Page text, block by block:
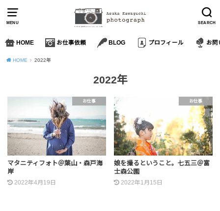
MENU SEARCH
HOME お仕事依頼 BLOG プロフィール お問
HOME 2022年
2022年
お仕事
マタニティフォト＠葉山・森戸海
岸
2022年4月19日
お仕事
娘を撮るということ。七五三＠富
士森公園
2022年1月15日